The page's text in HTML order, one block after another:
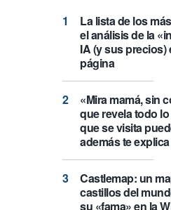
La lista de los
el análisis de la
IA (y sus precios)
página
«Mira mamá, sin
que revela todo
que se visita
además te
Castlemap: un
castillos del
su «fama» en la